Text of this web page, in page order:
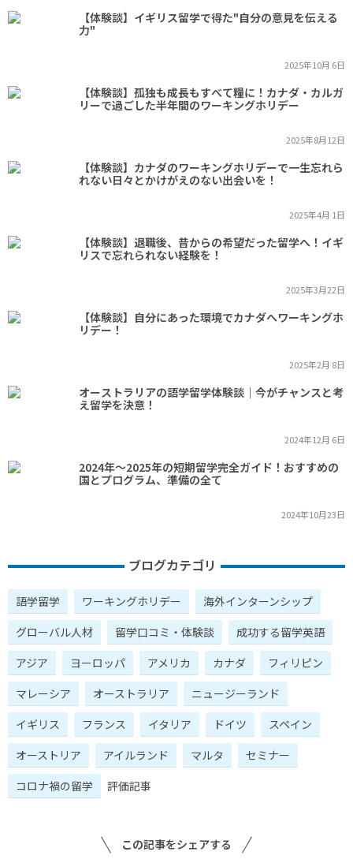
【体験談】イギリス留学で得た"自分の意見を伝える
力"
2025年10月 6日
【体験談】孤独も成長もすべて糧に！カナダ・カルガ
リーで過ごした半年間のワーキングホリデー
2025年8月12日
【体験談】カナダのワーキングホリデーで一生忘れら
れない日々とかけがえのない出会いを！
2025年4月 1日
【体験談】退職後、昔からの希望だった留学へ！イギ
リスで忘れられない経験を！
2025年3月22日
【体験談】自分にあった環境でカナダへワーキングホ
リデー！
2025年2月 8日
オーストラリアの語学留学体験談｜今がチャンスと考
え留学を決意！
2024年12月 6日
2024年～2025年の短期留学完全ガイド！おすすめの
国とプログラム、準備の全て
2024年10月23日
ブログカテゴリ
語学留学 ワーキングホリデー
海外インターンシップ
グローバル人材
留学口コミ・体験談
成功する留学英語
アジア
ヨーロッパ アメリカ カナダ
フィリピン
マレーシア
オーストラリア
ニュージーランド
イギリス
フランス イタリア ドイツ
スペイン
オーストリア
アイルランド マルタ
セミナー
コロナ禍の留学
評価記事
この記事をシェアする